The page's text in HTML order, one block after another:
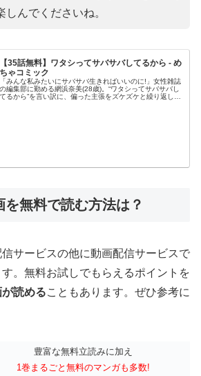
しんでくださいね。
【35話無料】ワタシってサバサバしてるから - め
ちゃコミック
「みんな私みたいにサバサバ生きればいいのに!」女性雑誌
の編集部に勤める網浜奈美(28歳)。“ワタシってサバサバし
てるから”を言い訳に、偏った主張をズケズケと繰り返し、
を無料で読む方法は？
サービスの他に動画配信サービスで
。無料お試しでもらえるポイントを
読めることもあります。ぜひ参考に
豊富な無料立読みに加え
1巻まるごと無料のマンガも多数!